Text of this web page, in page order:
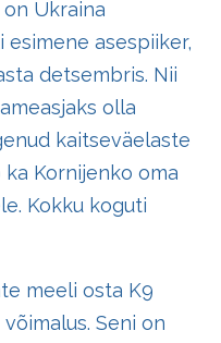
Ukraina
asespiiker,
detsembris. Nii
olla
kaitseväelaste
Kornijenko oma
Kokku koguti
meeli osta K9
Seni on